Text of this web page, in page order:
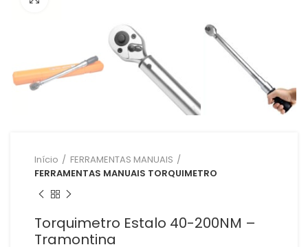
Início
FERRAMENTAS MANUAIS
FERRAMENTAS MANUAIS TORQUIMETRO
Torquimetro Estalo 40-200NM –
Tramontina